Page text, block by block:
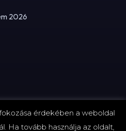
2026
érdekében a weboldal
Ha tovább használja az oldalt,